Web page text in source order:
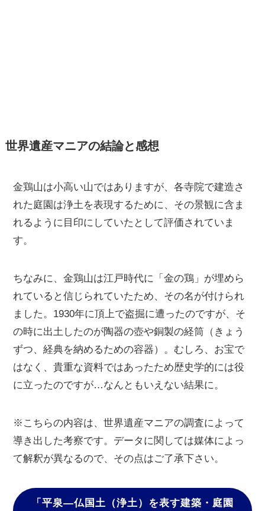
世界遺産マニアの結論と感想
金鶏山は小高い山ではありますが、各寺院で建造さ
れた庭園は浄土を表現するために、その景観に含ま
れるように目印にしていたとして評価されていま
す。
ちなみに、金鶏山は江戸時代に「金の鶏」が埋めら
れていると信じられていたため、その名が付けられ
ました。1930年に頂上で盗掘に遭ったのですが、そ
の時に出土したのが陶器の壺や銅製の経筒（きょう
ずつ、経典を納めるための容器）。むしろ、お宝で
はなく、貴重な資料ではあったため歴史学的には役
に立ったのですが…なんともいえない結果に。
※こちらの内容は、世界遺産マニアの調査によって
導き出した考察です。データに関しては媒体によっ
て解釈が異なるので、その点はご了承下さい。
「平泉―仏国土（浄土）を表す建築・庭園